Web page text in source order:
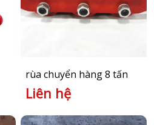
rùa chuyển hàng 8 tấn
Liên hệ